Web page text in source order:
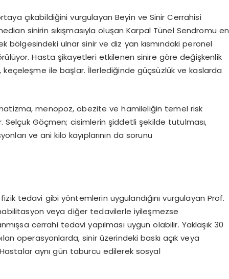
çıkabildiğini vurgulayan Beyin ve Sinir Cerrahisi
sinirin sıkışmasıyla oluşan Karpal Tünel Sendromu en
bölgesindeki ulnar sinir ve diz yan kısmındaki peronel
Hasta şikayetleri etkilenen sinire göre değişkenlik
keçeleşme ile başlar. İlerlediğinde güçsüzlük ve kaslarda
menopoz, obezite ve hamileliğin temel risk
Selçuk Göçmen; cisimlerin şiddetli şekilde tutulması,
ve ani kilo kayıplarının da sorunu
tedavi gibi yöntemlerin uygulandığını vurgulayan Prof.
veya diğer tedavilerle iyileşmezse
cerrahi tedavi yapılması uygun olabilir. Yaklaşık 30
operasyonlarda, sinir üzerindeki baskı açık veya
aynı gün taburcu edilerek sosyal